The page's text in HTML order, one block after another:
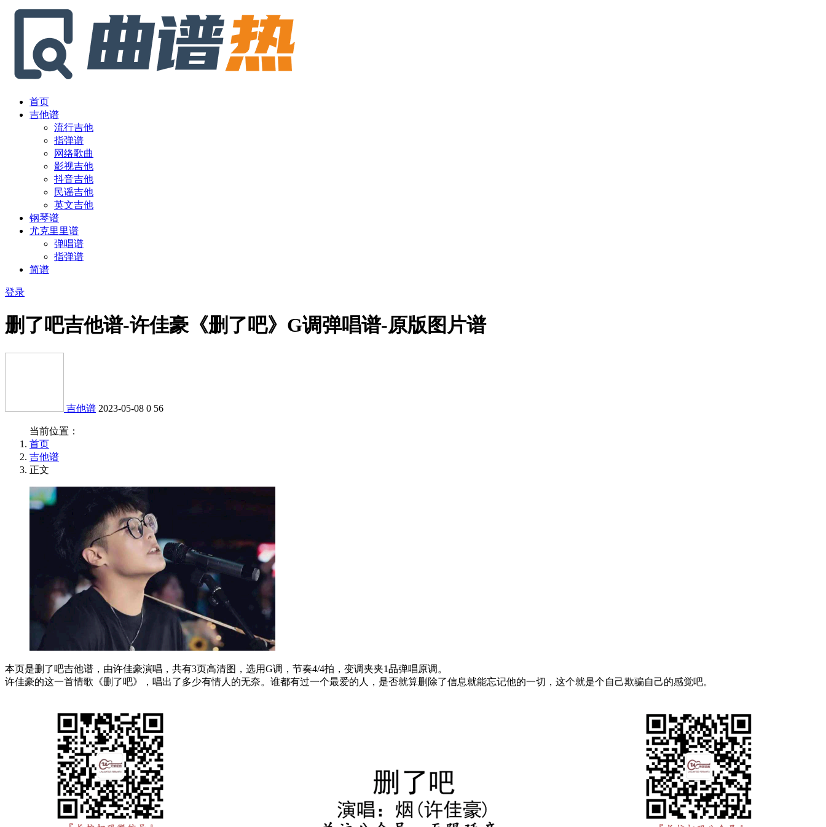
首页
吉他谱
流行吉他
指弹谱
网络歌曲
影视吉他
抖音吉他
民谣吉他
英文吉他
钢琴谱
尤克里里谱
弹唱谱
指弹谱
简谱
登录
删了吧吉他谱-许佳豪《删了吧》G调弹唱谱-原版图片谱
吉他谱 2023-05-08 0 56
当前位置：
首页
吉他谱
正文
本页是删了吧吉他谱，由许佳豪演唱，共有3页高清图，选用G调，节奏4/4拍，变调夹夹1品弹唱原调。
许佳豪的这一首情歌《删了吧》，唱出了多少有情人的无奈。谁都有过一个最爱的人，是否就算删除了信息就能忘记他的一切，这个就是个自己欺骗自己的感觉吧。